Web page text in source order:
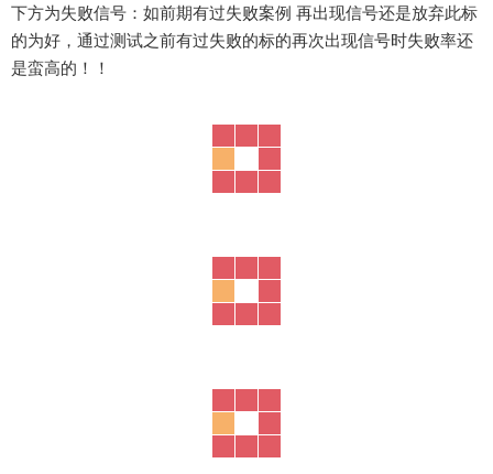
下方为失败信号：如前期有过失败案例 再出现信号还是放弃此标
的为好，通过测试之前有过失败的标的再次出现信号时失败率还
是蛮高的！！